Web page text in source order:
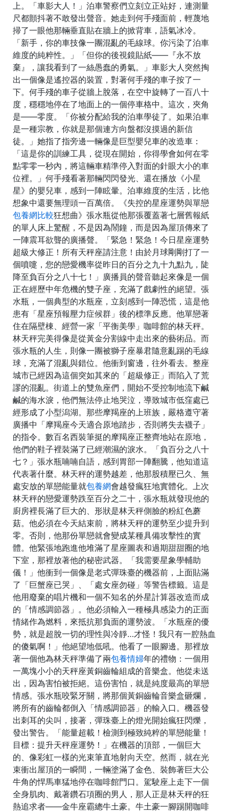
上。「車影大人！」泊車警察們立刻立正站好，連測量
尺都顫抖著不敢發出聲音。她走到何手殘面前，輕蔑地
掃了一眼他那輛垂直貼在牆上的掀背車，語氣冰冷。
「新手，你的車技像一團混亂的毛線球。你污染了泊車
維度的純粹性。」「但你的後視鏡貼紙——『永不放
棄』，讓我看到了一絲愚蠢的勇氣。」車影大人突然掏
出一個像是遙控器的裝置，對著何手殘的車子按了一
下。何手殘的車子從牆上脫落，在空中旋轉了一百八十
度，穩穩地停在了地面上的一個停車格中。這次，夾角
是——零度。「你被分配給我的泊車學徒了。如果泊車
是一種宗教，你就是那個連方向盤都沒摸過的新信
徒。」她指了指旁邊一輛像是巨型嬰兒車的改造車：
「這是你的訓練工具，從現在開始，你得學會如何在零
點零零一秒內，將這輛車精準停入對面的針眼大小的車
位裡。」何手殘看著那輛閃閃發光、還在播放《小星
星》的嬰兒車，感到一陣眩暈。泊車維度的生活，比他
想象中還要無理頭一百萬倍。《失控的星座運勢與單戀
包養網比較狂想曲》張水瓶從他那張覆蓋著七層舊報紙
的單人床上驚醒，不是因為鬧鐘，而是因為屋頂傳來了
一陣震耳欲聾的廣播聲。「緊急！緊急！今日星座運勢
超級大修正！所有天秤座請注意！由於月球剛剛打了一
個噴嚏，您的戀愛機率從昨日的百分之九十九點九，陡
降至負百分之八十七！」廣播員的聲音聽起來像是一個
正在經歷中年危機的雙子座，充滿了戲劇性的絕望。張
水瓶，一個典型的水瓶座，立刻感到一陣恐慌，這是他
患有「星座預報壓力症候群」後的標準反應。他單戀著
住在隔壁棟、經營一家「平衡美學」咖啡館的林天秤。
林天秤完美得像是從黃金分割線中走出來的藝術品。而
張水瓶的人生，則像一團被獅子座暴君隨意亂踢的毛線
球，充滿了混亂與錯位。他衝到窗邊，往外看去。整座
城市已經因為這個突如其來的「超級修正」而陷入了荒
謬的混亂。街道上的雙魚座們，開始不受控制地流下鹹
鹹的海水淚，他們無法停止地哭泣，導致城市低窪處已
經形成了小型潟湖。那些摩羯座的上班族，嚴格遵守著
廣播中「摩羯座今天適合原地踏步，否則將失去襪子」
的指令。數百名西裝筆挺的摩羯座正整齊地站在原地，
他們的鞋子裡裝滿了已經潮濕的淚水。「負百分之八十
七？」張水瓶喃喃自語，感到胃部一陣翻騰，他知道這
代表著什麼。林天秤的運勢越差，他那股積壓已久、無
處安放的單戀能量就包養網會越發瘋狂地實體化。上次
林天秤的戀愛運勢跌至百分之二十，張水瓶就發現他的
廚房裡長滿了巨大的、形狀是林天秤側臉的粉紅色蘑
菇。他必須在今天結束前，將林天秤的運勢至少提升到
零。否則，他那份單戀就會變成某種具備攻擊性的實
體。他緊張地跑進他堆滿了星座圖表和過期甜甜圈的地
下室，那裡放著他的秘密武器。「我需要星象學輔助
儀！」他衝到一個像是老式彈珠臺的機器前，上面貼滿
了「巨蟹座已哭」、「處女座勿碰」等警告標籤。這是
他用廢棄的唱片機和一個不知名的外星計算器改造而成
的「情感調節器」。他必須輸入一種極具感染力的正面
情緒作為燃料，來抵抗那負面的運勢波。「水瓶座的優
勢，就是超脫一切的理性與冷靜…才怪！我只有一腔熱血
的傻氣啊！」他絕望地低吼。他看了一眼腳邊。那裡放
著一個他為林天秤準備了兩包養情婦年的禮物：一個用
一萬塊小小的天秤座黃銅齒輪組成的音樂盒。他從未送
出，因為害怕被拒絕。這份害怕，就是純度最高的單戀
情感。張水瓶咬緊牙關，將那個黃銅齒輪音樂盒砸爛，
將所有的齒輪都倒入「情感調節器」的輸入口。機器發
出刺耳的尖叫，接著，彈珠臺上的燈光開始瘋狂閃爍，
發出警告。「能量超載！檢測到極致純粹的單戀能量！
目標：提升天秤座運勢！」在機器的頂部，一個巨大
的、像彩虹一樣的光束筆直地射向天空。然而，就在光
束衝出屋頂的一瞬間，一輛塗滿了金色、裝飾著巨大公
牛角的悍馬車猛地停在咖啡館門口。駕駛座上走下一個
全身肌肉、戴著鑽石項圈的男人，那人正是林天秤的狂
熱追求者——金牛座霸總牛土豪。牛土豪一腳踢開咖啡